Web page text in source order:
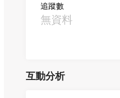
追蹤數
無資料
互動分析